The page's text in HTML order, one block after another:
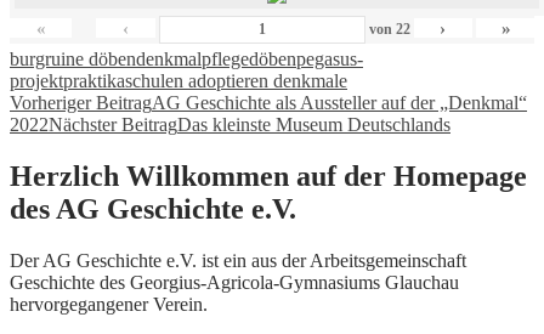
« ‹ von 22 › »
burgruine döbendenkmalpflegedöbenpegasus-
projektpraktikaschulen adoptieren denkmale
Beitragsnavigation
Vorheriger BeitragAG Geschichte als Aussteller auf der „Denkmal“
2022Nächster BeitragDas kleinste Museum Deutschlands
Herzlich Willkommen auf der Homepage
des AG Geschichte e.V.
Der AG Geschichte e.V. ist ein aus der Arbeitsgemeinschaft
Geschichte des Georgius-Agricola-Gymnasiums Glauchau
hervorgegangener Verein.